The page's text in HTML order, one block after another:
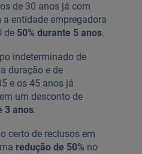
de 30 anos já com
entidade empregadora
de50% durante 5 anos.
indeterminado de
duração e de
e os 45 anos já
um desconto de
3 anos.
certo de reclusos em
redução de 50% no